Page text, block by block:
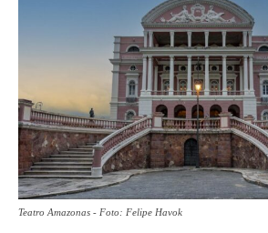
Teatro Amazonas - Foto: Felipe Havok